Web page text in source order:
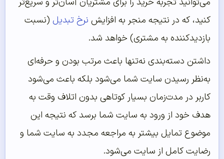
کنید، که در نتیجه منجر به افزایش نرخ تبدیل (نسبت
بازدیدکننده به مشتری) خواهد شد.
داشتن دسته‌بندی نه‌تنها باعث مرتب بودن و حرفه‌ای
به‌نظر رسیدن سایت شما می‌شود بلکه باعث می‌شود
کاربر در مدت‌زمان بسیار کوتاهی بدون اتلاف وقت به
هدف خود از ورود به سایت شما برسد که نتیجه این
موضوع تمایل بیشتر به مراجعه مجدد به سایت شما و
رضایت کامل از سایت می‌شود.